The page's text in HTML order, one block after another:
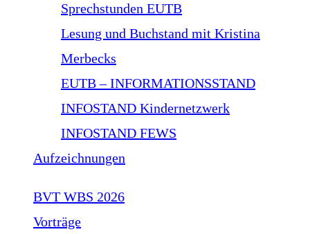
Sprechstunden EUTB
Lesung und Buchstand mit Kristina
Merbecks
EUTB – INFORMATIONSSTAND
INFOSTAND Kindernetzwerk
INFOSTAND FEWS
Aufzeichnungen
BVT WBS 2026
Vorträge